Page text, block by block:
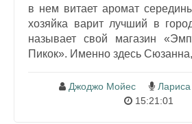
в нем витает аромат
хозяйка варит лучший в
называет свой магазин
Пикок». Именно здесь
Джоджо Мойес
Лариса
15:21:01